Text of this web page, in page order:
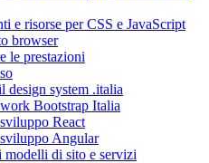
e risorse per CSS e JavaScript
browser
le prestazioni
design system .italia
Bootstrap Italia
React
Angular
di sito e servizi